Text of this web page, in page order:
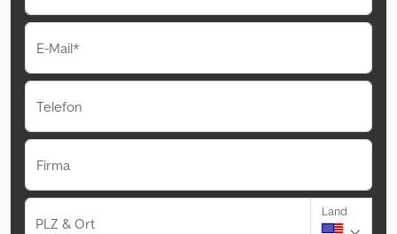
E-Mail*
Telefon
Firma
PLZ & Ort
Land